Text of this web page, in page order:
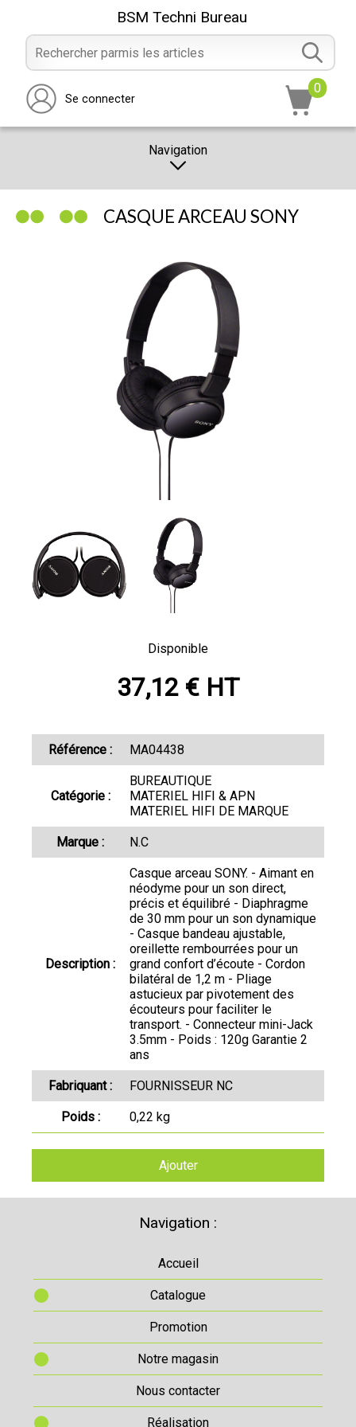
BSM Techni Bureau
Se connecter
0
Navigation
PROMOTION
NOTRE MAGASIN
NOUS CONTACTER
RÉALISATION
CASQUE ARCEAU SONY
Disponible
37,12 € HT
Référence : MA04438
Catégorie :
BUREAUTIQUE
MATERIEL HIFI & APN
MATERIEL HIFI DE MARQUE
Marque : N.C
Description :
Casque arceau SONY. - Aimant en
néodyme pour un son direct,
précis et équilibré - Diaphragme
de 30 mm pour un son dynamique
- Casque bandeau ajustable,
oreillette rembourrées pour un
grand confort d’écoute - Cordon
bilatéral de 1,2 m - Pliage
astucieux par pivotement des
écouteurs pour faciliter le
transport. - Connecteur mini-Jack
3.5mm - Poids : 120g Garantie 2
ans
Fabriquant : FOURNISSEUR NC
Poids : 0,22 kg
Ajouter
Navigation :
Accueil
Catalogue
Promotion
Notre magasin
Nous contacter
Réalisation